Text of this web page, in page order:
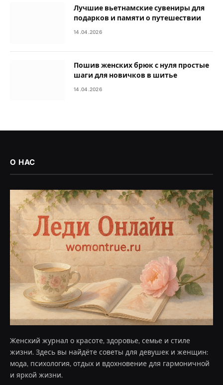
Лучшие вьетнамские сувениры для
подарков и памяти о путешествии
14.04.2026
Пошив женских брюк с нуля простые
шаги для новичков в шитье
14.04.2026
О НАС
Женский журнал о красоте, здоровье, семье и стиле
жизни. Здесь вы найдёте советы для девушек и женщин:
мода, психология, отдых и вдохновение для гармоничной
и яркой жизни.